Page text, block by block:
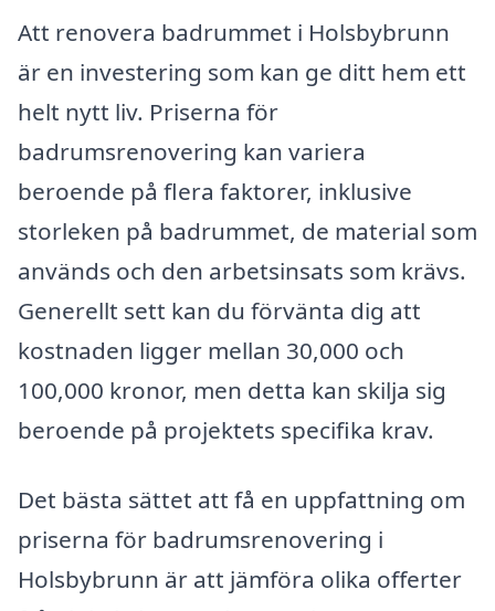
Att renovera badrummet i Holsbybrunn
är en investering som kan ge ditt hem ett
helt nytt liv. Priserna för
badrumsrenovering kan variera
beroende på flera faktorer, inklusive
storleken på badrummet, de material som
används och den arbetsinsats som krävs.
Generellt sett kan du förvänta dig att
kostnaden ligger mellan 30,000 och
100,000 kronor, men detta kan skilja sig
beroende på projektets specifika krav.
Det bästa sättet att få en uppfattning om
priserna för badrumsrenovering i
Holsbybrunn är att jämföra olika offerter